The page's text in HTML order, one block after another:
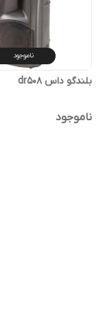
ناموجود
بلندگو داس dr508
ناموجود